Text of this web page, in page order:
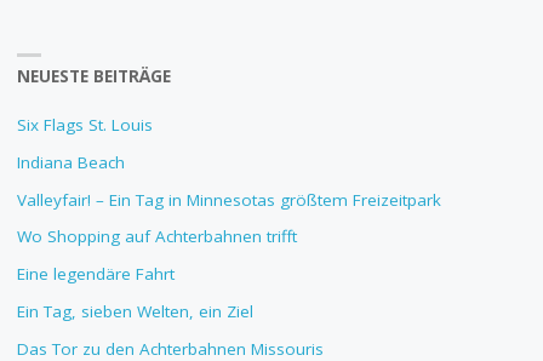
NEUESTE BEITRÄGE
Six Flags St. Louis
Indiana Beach
Valleyfair! – Ein Tag in Minnesotas größtem Freizeitpark
Wo Shopping auf Achterbahnen trifft
Eine legendäre Fahrt
Ein Tag, sieben Welten, ein Ziel
Das Tor zu den Achterbahnen Missouris